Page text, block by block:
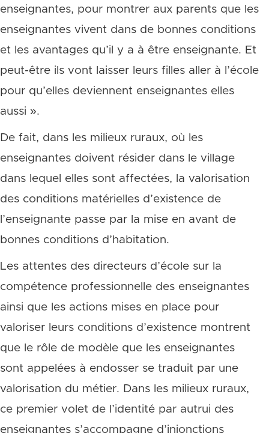
enseignantes, pour montrer aux parents que les
enseignantes vivent dans de bonnes conditions
et les avantages qu’il y a à être enseignante. Et
peut-être ils vont laisser leurs filles aller à l’école
pour qu’elles deviennent enseignantes elles
aussi ».
De fait, dans les milieux ruraux, où les
enseignantes doivent résider dans le village
dans lequel elles sont affectées, la valorisation
des conditions matérielles d’existence de
l’enseignante passe par la mise en avant de
bonnes conditions d’habitation.
Les attentes des directeurs d’école sur la
compétence professionnelle des enseignantes
ainsi que les actions mises en place pour
valoriser leurs conditions d’existence montrent
que le rôle de modèle que les enseignantes
sont appelées à endosser se traduit par une
valorisation du métier. Dans les milieux ruraux,
ce premier volet de l’identité par autrui des
enseignantes s’accompagne d’injonctions